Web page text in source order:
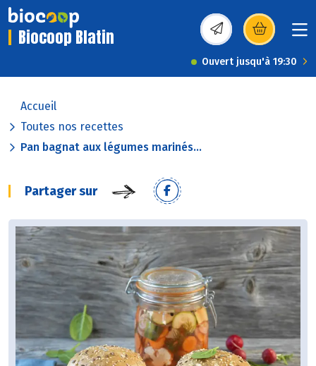
Biocoop Blatin (s’ouvre dans une
Ouvert jusqu'à 19:30
Accueil
Toutes nos recettes
Pan bagnat aux légumes marinés...
Partager sur